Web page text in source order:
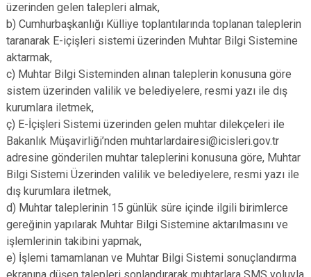
üzerinden gelen talepleri almak,
b) Cumhurbaşkanlığı Külliye toplantılarında toplanan taleplerin
taranarak E-içişleri sistemi üzerinden Muhtar Bilgi Sistemine
aktarmak,
c) Muhtar Bilgi Sisteminden alınan taleplerin konusuna göre
sistem üzerinden valilik ve belediyelere, resmi yazı ile dış
kurumlara iletmek,
ç) E-İçişleri Sistemi üzerinden gelen muhtar dilekçeleri ile
Bakanlık Müşavirliği’nden muhtarlardairesi@icisleri.gov.tr
adresine gönderilen muhtar taleplerini konusuna göre, Muhtar
Bilgi Sistemi Üzerinden valilik ve belediyelere, resmi yazı ile
dış kurumlara iletmek,
d) Muhtar taleplerinin 15 günlük süre içinde ilgili birimlerce
gereğinin yapılarak Muhtar Bilgi Sistemine aktarılmasını ve
işlemlerinin takibini yapmak,
e) İşlemi tamamlanan ve Muhtar Bilgi Sistemi sonuçlandırma